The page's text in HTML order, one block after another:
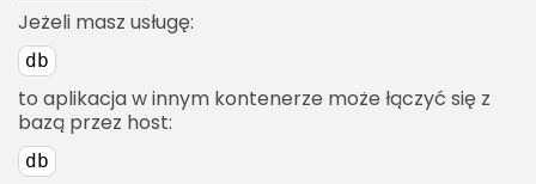
Jeżeli masz usługę:
db
to aplikacja w innym kontenerze może łączyć się z
bazą przez host:
db